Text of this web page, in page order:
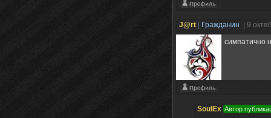
J@rt Гражданин
| 9
симпатично
SoulEx Автор